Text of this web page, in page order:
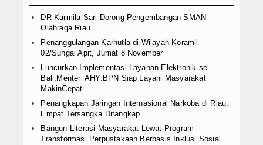
DR Karmila Sari Dorong Pengembangan SMAN
Olahraga Riau
Penanggulangan Karhutla di Wilayah Koramil
02/Sungai Apit, Jumat 8 November
Luncurkan Implementasi Layanan Elektronik se-
Bali,Menteri AHY:BPN Siap Layani Masyarakat
MakinCepat
Penangkapan Jaringan Internasional Narkoba di Riau,
Empat Tersangka Ditangkap
Bangun Literasi Masyarakat Lewat Program
Transformasi Perpustakaan Berbasis Inklusi Sosial